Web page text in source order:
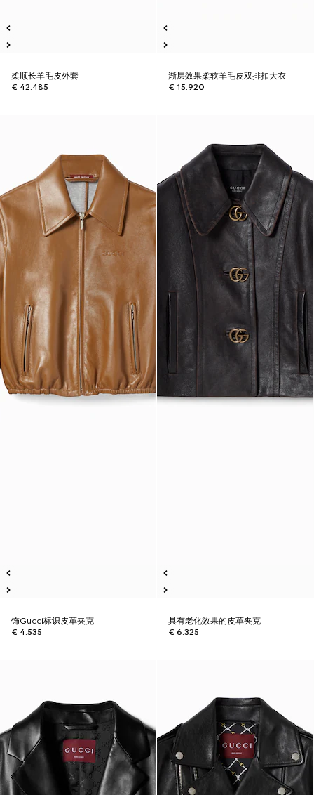
柔顺长羊毛皮外套
€ 42.485
渐层效果柔软羊毛皮双排扣大衣
€ 15.920
饰Gucci标识皮革夹克
€ 4.535
具有老化效果的皮革夹克
€ 6.325